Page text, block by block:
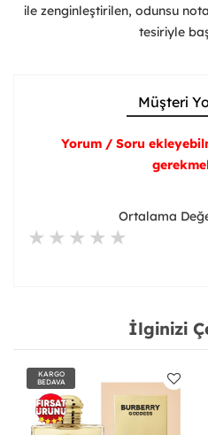
ile zenginleştirilen, odunsu
tesiriyle
Müşteri
Yorum / Soru
Ortalama
İlginizi
KARGO
BEDAVA